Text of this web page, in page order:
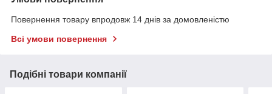
Повернення товару впродовж 14 днів за домовленістю
Всі умови повернення
Подібні товари компанії